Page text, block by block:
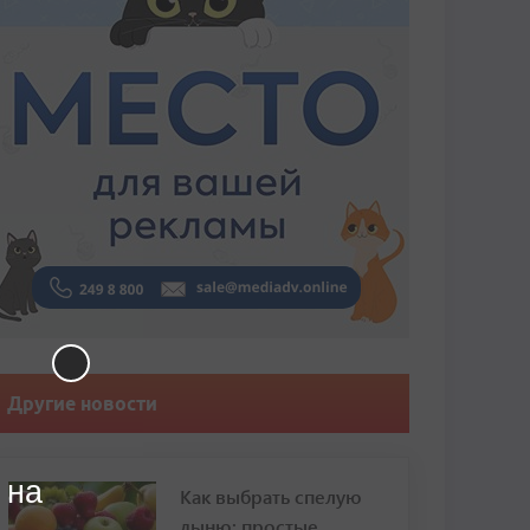
Другие новости
Как выбрать спелую